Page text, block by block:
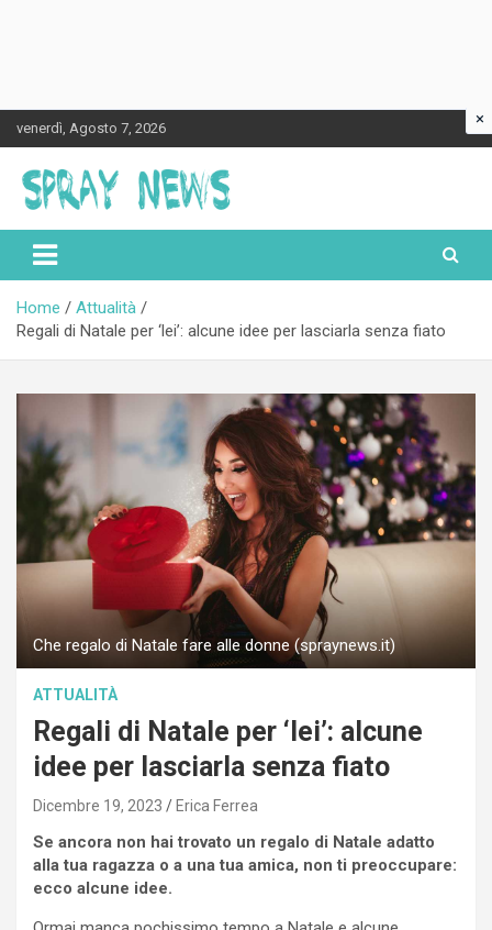
to
content
venerdì, Agosto 7, 2026
Spraynews.it
Home
Attualità
Regali di Natale per ‘lei’: alcune idee per lasciarla senza fiato
Che regalo di Natale fare alle donne (spraynews.it)
ATTUALITÀ
Regali di Natale per ‘lei’: alcune
idee per lasciarla senza fiato
Dicembre 19, 2023 Erica Ferrea
Se ancora non hai trovato un regalo di Natale adatto
alla tua ragazza o a una tua amica, non ti preoccupare:
ecco alcune idee.
×